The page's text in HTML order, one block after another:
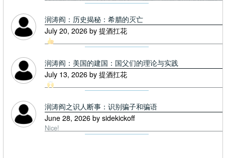
润涛阎：历史揭秘：希腊的灭亡
July 20, 2026 by 提酒扛花
润涛阎：美国的建国：国父们的理论与实践
July 13, 2026 by 提酒扛花
润涛阎之识人断事：识别骗子和骗语
June 28, 2026 by sidekickoff
Nice!